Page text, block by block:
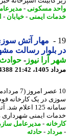
مسکونی-مدیرعامل
ایمنی-خیابان-
مهار آتش سوزی
رسالت مشهد (7 مرداد 1405)
آرا نیوز-حوادث -
21:42
سامانه 125 اعلام
ایمنی شهرداری
-مدیرعامل
-حادثه